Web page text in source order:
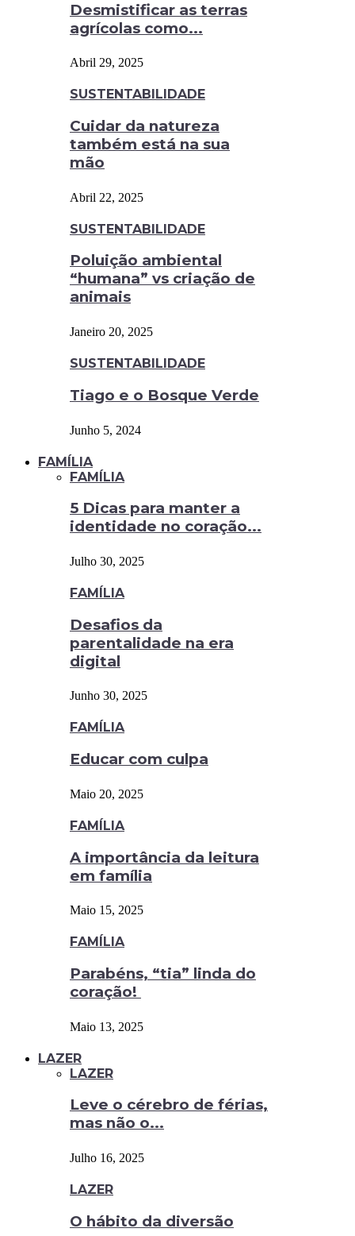
Desmistificar as terras
agrícolas como...
Abril 29, 2025
SUSTENTABILIDADE
Cuidar da natureza
também está na sua
mão
Abril 22, 2025
SUSTENTABILIDADE
Poluição ambiental
“humana” vs criação de
animais
Janeiro 20, 2025
SUSTENTABILIDADE
Tiago e o Bosque Verde
Junho 5, 2024
FAMÍLIA
FAMÍLIA
5 Dicas para manter a
identidade no coração...
Julho 30, 2025
FAMÍLIA
Desafios da
parentalidade na era
digital
Junho 30, 2025
FAMÍLIA
Educar com culpa
Maio 20, 2025
FAMÍLIA
A importância da leitura
em família
Maio 15, 2025
FAMÍLIA
Parabéns, “tia” linda do
coração!
Maio 13, 2025
LAZER
LAZER
Leve o cérebro de férias,
mas não o...
Julho 16, 2025
LAZER
O hábito da diversão